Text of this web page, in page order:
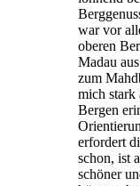
war vor
oberen
Madau
zum
mich stark
Bergen
erfordert
schon, ist
schöner